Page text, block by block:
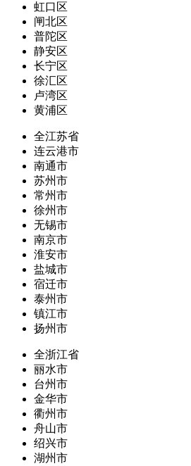
虹口区
闸北区
普陀区
静安区
长宁区
徐汇区
卢湾区
黄浦区
全江苏省
连云港市
南通市
苏州市
常州市
徐州市
无锡市
南京市
淮安市
盐城市
宿迁市
泰州市
镇江市
扬州市
全浙江省
丽水市
台州市
金华市
衢州市
舟山市
绍兴市
湖州市